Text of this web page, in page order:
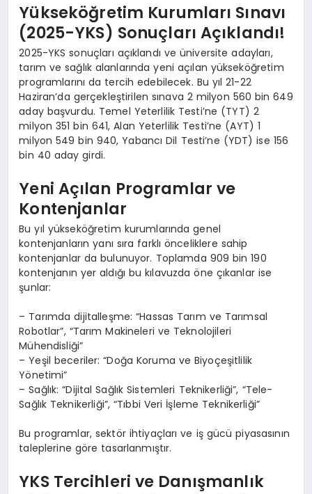
Yükseköğretim Kurumları Sınavı
(2025-YKS) Sonuçları Açıklandı!
2025-YKS sonuçları açıklandı ve üniversite adayları,
tarım ve sağlık alanlarında yeni açılan yükseköğretim
programlarını da tercih edebilecek. Bu yıl 21-22
Haziran’da gerçekleştirilen sınava 2 milyon 560 bin 649
aday başvurdu. Temel Yeterlilik Testi’ne (TYT) 2
milyon 351 bin 641, Alan Yeterlilik Testi’ne (AYT) 1
milyon 549 bin 940, Yabancı Dil Testi’ne (YDT) ise 156
bin 40 aday girdi.
Yeni Açılan Programlar ve
Kontenjanlar
Bu yıl yükseköğretim kurumlarında genel
kontenjanların yanı sıra farklı önceliklere sahip
kontenjanlar da bulunuyor. Toplamda 909 bin 190
kontenjanın yer aldığı bu kılavuzda öne çıkanlar ise
şunlar:
– Tarımda dijitalleşme: “Hassas Tarım ve Tarımsal
Robotlar”, “Tarım Makineleri ve Teknolojileri
Mühendisliği”
– Yeşil beceriler: “Doğa Koruma ve Biyoçeşitlilik
Yönetimi”
– Sağlık: “Dijital Sağlık Sistemleri Teknikerliği”, “Tele-
Sağlık Teknikerliği”, “Tıbbi Veri İşleme Teknikerliği”
Bu programlar, sektör ihtiyaçları ve iş gücü piyasasının
taleplerine göre tasarlanmıştır.
YKS Tercihleri ve Danışmanlık